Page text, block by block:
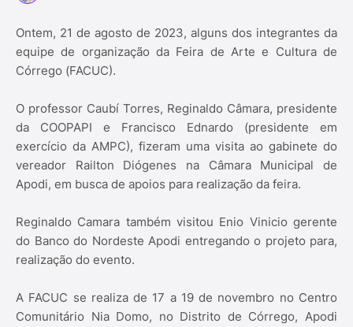
Ontem, 21 de agosto de 2023, alguns dos integrantes da
equipe de organização da Feira de Arte e Cultura de
Córrego (FACUC).
O professor Caubí Torres, Reginaldo Câmara, presidente
da COOPAPI e Francisco Ednardo (presidente em
exercício da AMPC), fizeram uma visita ao gabinete do
vereador Railton Diógenes na Câmara Municipal de
Apodi, em busca de apoios para realização da feira.
Reginaldo Camara também visitou Enio Vinicio gerente
do Banco do Nordeste Apodi entregando o projeto para,
realização do evento.
A FACUC se realiza de 17 a 19 de novembro no Centro
Comunitário Nia Domo, no Distrito de Córrego, Apodi